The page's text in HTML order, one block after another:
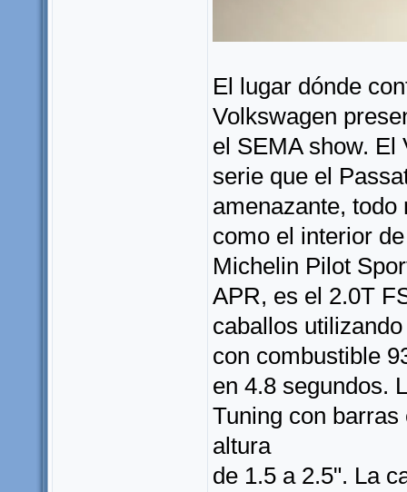
El lugar dónde
Volkswagen
el SEMA show. El
serie que el
amenazante, todo
como el interior
Michelin Pilot
APR, es el 2.0T
caballos
con combustible
en 4.8 segundos.
Tuning con
altura
de 1.5 a 2.5". La